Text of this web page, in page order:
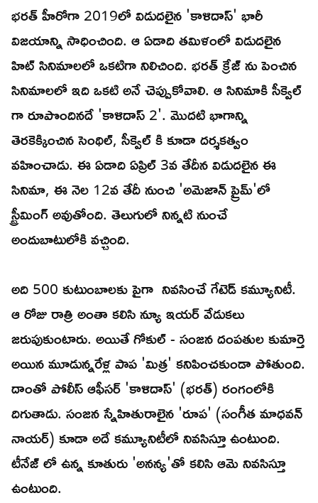
భరత్ హీరోగా 2019లో విడుదలైన 'కాళిదాస్' భారీ
విజయాన్ని సాధించింది. ఆ ఏడాది తమిళంలో విడుదలైన
హిట్ సినిమాలలో ఒకటిగా నిలిచింది. భరత్ క్రేజ్ ను పెంచిన
సినిమాలలో ఇది ఒకటి అనే చెప్పుకోవాలి. ఆ సినిమాకి సీక్వెల్
గా రూపొందినదే 'కాళిదాస్ 2'. మొదటి భాగాన్ని
తెరకెక్కించిన సెంథిల్, సీక్వెల్ కి కూడా దర్శకత్వం
వహించాడు. ఈ ఏడాది ఏప్రిల్ 3వ తేదీన విడుదలైన ఈ
సినిమా, ఈ నెల 12వ తేదీ నుంచి 'అమెజాన్ ప్రైమ్'లో
స్ట్రీమింగ్ అవుతోంది. తెలుగులో నిన్నటి నుంచే
అందుబాటులోకి వచ్చింది.
అది 500 కుటుంబాలకు పైగా నివసించే గేటెడ్ కమ్యూనిటీ.
ఆ రోజు రాత్రి అంతా కలిసి న్యూ ఇయర్ వేడుకలు
జరుపుకుంటారు. అయితే గోకుల్ - సంజన దంపతుల కుమార్తె
అయిన మూడున్నరేళ్ల పాప 'మిత్ర' కనిపించకుండా పోతుంది.
దాంతో పోలీస్ ఆఫీసర్ 'కాళిదాస్' (భరత్) రంగంలోకి
దిగుతాడు. సంజన స్నేహితురాలైన 'రూప' (సంగీత మాధవన్
నాయర్) కూడా అదే కమ్యూనిటీలో నివసిస్తూ ఉంటుంది.
టీనేజ్ లో ఉన్న కూతురు 'అనన్య'తో కలిసి ఆమె నివసిస్తూ
ఉంటుంది.